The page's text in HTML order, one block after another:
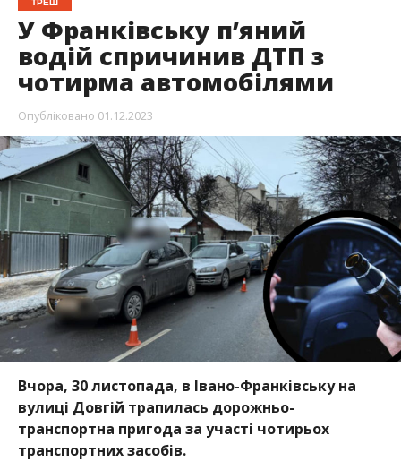
ТРЕШ
У Франківську п’яний
водій спричинив ДТП з
чотирма автомобілями
Опубліковано 01.12.2023
Вчора, 30 листопада, в Івано-Франківську на
вулиці Довгій трапилась дорожньо-
транспортна пригода за участі чотирьох
транспортних засобів.